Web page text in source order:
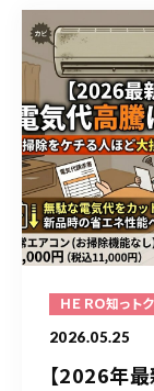
ＨＥＲＯ知っト
2026.05.25
【2026年